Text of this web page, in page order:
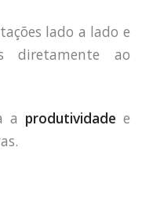
lado a lado e
diretamente ao
a produtividade e